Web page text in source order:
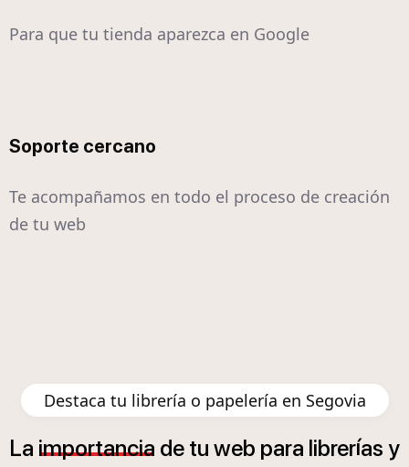
Para que tu tienda aparezca en Google
Soporte cercano
Te acompañamos en todo el proceso de creación
de tu web
Destaca tu librería o papelería en Segovia
La importancia de tu web para librerías y